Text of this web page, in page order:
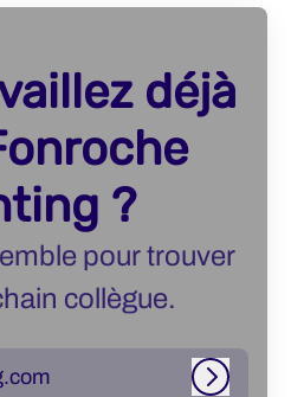
déjà
?
pour trouver
collègue.